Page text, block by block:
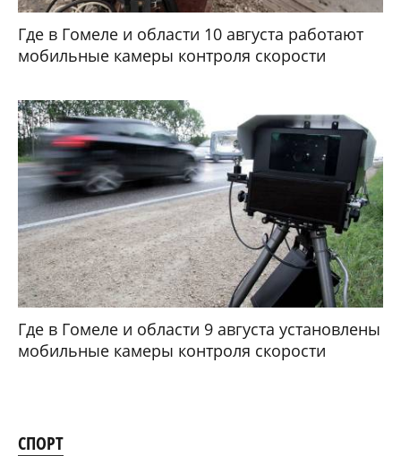
Где в Гомеле и области 10 августа работают
мобильные камеры контроля скорости
Где в Гомеле и области 9 августа установлены
мобильные камеры контроля скорости
СПОРТ